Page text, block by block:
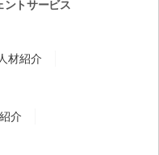
ントサービス
材紹介
介